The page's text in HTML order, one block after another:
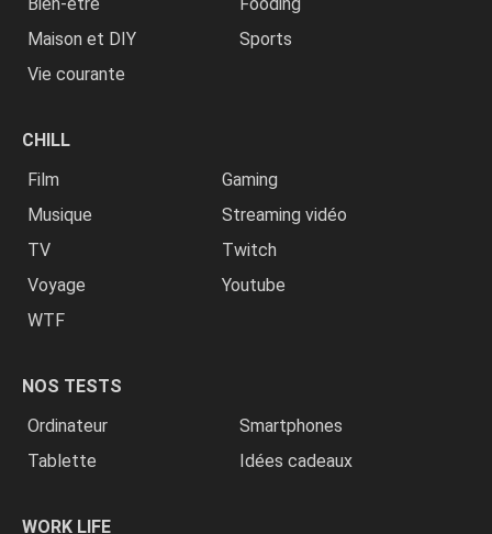
Maison et DIY
Sports
Vie courante
CHILL
Film
Gaming
Musique
Streaming vidéo
TV
Twitch
Voyage
Youtube
WTF
NOS TESTS
Ordinateur
Smartphones
Tablette
Idées cadeaux
WORK LIFE